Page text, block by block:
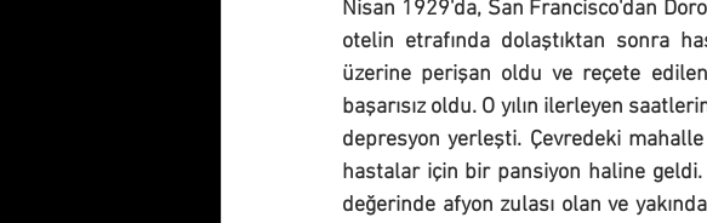
Nisan 1929'da, San Francisco'dan
otelin etrafında dolaştıktan sonra
üzerine perişan oldu ve reçete
başarısız oldu. O yılın ilerleyen
depresyon yerleşti. Çevredeki
hastalar için bir pansiyon haline geldi.
değerinde afyon zulası olan ve